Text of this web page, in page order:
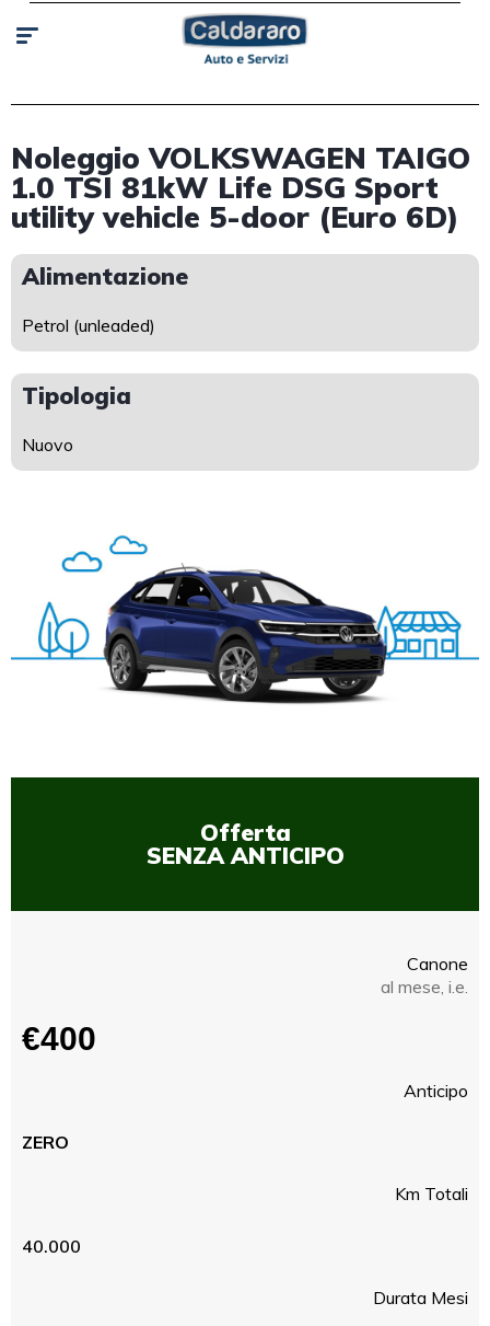
Noleggio VOLKSWAGEN TAIGO
1.0 TSI 81kW Life DSG Sport
utility vehicle 5-door (Euro 6D)
Alimentazione
Petrol (unleaded)
Tipologia
Nuovo
Offerta
SENZA ANTICIPO
Canone
al mese, i.e.
€400
Anticipo
ZERO
Km Totali
40.000
Durata Mesi